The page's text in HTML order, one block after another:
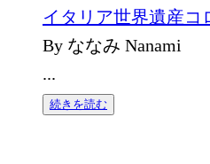
イタリア世界遺産コ
By ななみ Nanami
...
続きを読む